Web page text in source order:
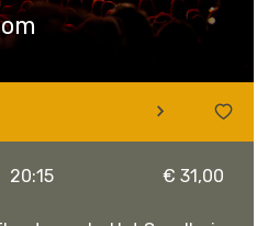
20:15 € 31,00